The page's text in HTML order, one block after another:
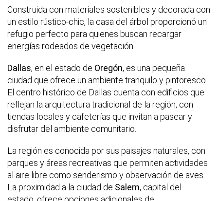
Construida con materiales sostenibles y decorada con
un estilo rústico-chic, la casa del árbol proporcionó un
refugio perfecto para quienes buscan recargar
energías rodeados de vegetación.
Dallas, en el estado de Oregón, es una pequeña
ciudad que ofrece un ambiente tranquilo y pintoresco.
El centro histórico de Dallas cuenta con edificios que
reflejan la arquitectura tradicional de la región, con
tiendas locales y cafeterías que invitan a pasear y
disfrutar del ambiente comunitario.
La región es conocida por sus paisajes naturales, con
parques y áreas recreativas que permiten actividades
al aire libre como senderismo y observación de aves.
La proximidad a la ciudad de Salem, capital del